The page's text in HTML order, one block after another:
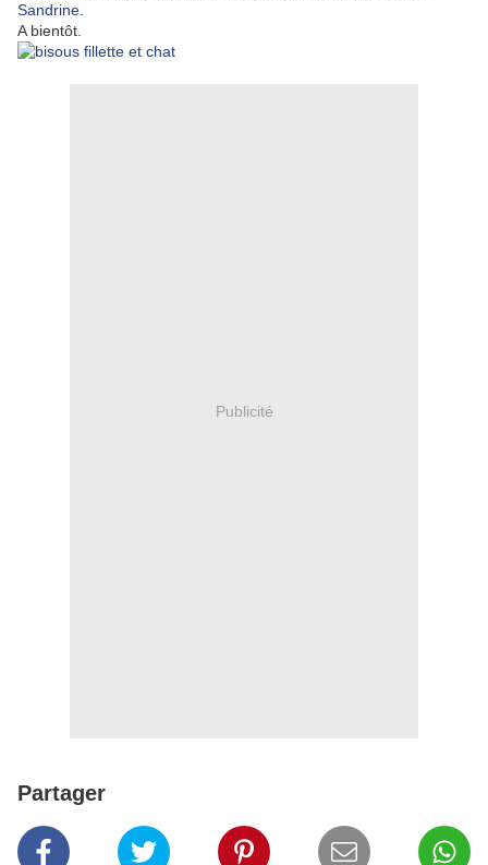
Sandrine.
A bientôt.
Publicité
Partager